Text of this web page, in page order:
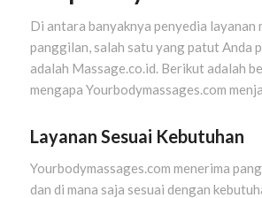
Di antara banyaknya penyedia layanan
panggilan, salah satu yang patut Anda
adalah Massage.co.id. Berikut adalah
mengapa Yourbodymassages.com
Layanan Sesuai Kebutuhan
Yourbodymassages.com menerima
dan di mana saja sesuai dengan